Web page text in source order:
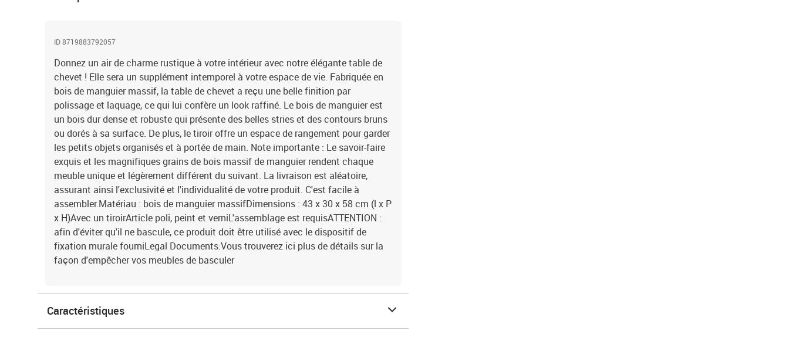
ID 8719883792057
Donnez un air de charme rustique à votre intérieur avec notre élégante table de
chevet ! Elle sera un supplément intemporel à votre espace de vie. Fabriquée en
bois de manguier massif, la table de chevet a reçu une belle finition par
polissage et laquage, ce qui lui confère un look raffiné. Le bois de manguier est
un bois dur dense et robuste qui présente des belles stries et des contours bruns
ou dorés à sa surface. De plus, le tiroir offre un espace de rangement pour garder
les petits objets organisés et à portée de main. Note importante : Le savoir-faire
exquis et les magnifiques grains de bois massif de manguier rendent chaque
meuble unique et légèrement différent du suivant. La livraison est aléatoire,
assurant ainsi l'exclusivité et l'individualité de votre produit. C'est facile à
assembler.Matériau : bois de manguier massifDimensions : 43 x 30 x 58 cm (l x P
x H)Avec un tiroirArticle poli, peint et verniL'assemblage est requisATTENTION :
afin d'éviter qu'il ne bascule, ce produit doit être utilisé avec le dispositif de
fixation murale fourniLegal Documents:Vous trouverez ici plus de détails sur la
façon d'empêcher vos meubles de basculer
Caractéristiques